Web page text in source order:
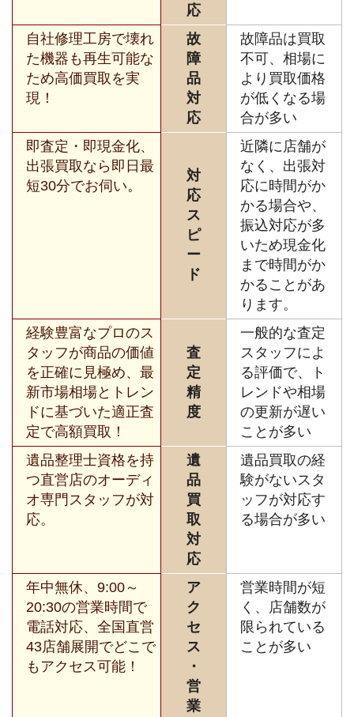
応
自社修理工房で壊れ
た機器も再生可能な
ため高価買取を実
現！
故
障
品
対
応
故障品は買取
不可、相場に
より買取価格
が低くなる場
合が多い
即査定・即現金化、
出張買取なら即日最
短30分でお伺い。
対
応
ス
ピ
ー
ド
近隣に店舗が
なく、出張対
応に時間がか
かる場合や、
振込対応が多
いため現金化
まで時間がか
かることがあ
ります。
経験豊富なプロのス
タッフが商品の価値
を正確に見極め、最
新市場相場とトレン
ドに基づいた適正査
定で高額買取！
査
定
精
度
一般的な査定
スタッフによ
る評価で、ト
レンドや相場
の更新が遅い
ことが多い
遺品整理士資格を持
つ直営店のオーディ
オ専門スタッフが対
応。
遺
品
買
取
対
応
遺品買取の経
験がないスタ
ッフが対応す
る場合が多い
年中無休、9:00～
20:30の営業時間で
電話対応、全国直営
43店舗展開でどこで
もアクセス可能！
ア
ク
セ
ス
・
営
業
営業時間が短
く、店舗数が
限られている
ことが多い